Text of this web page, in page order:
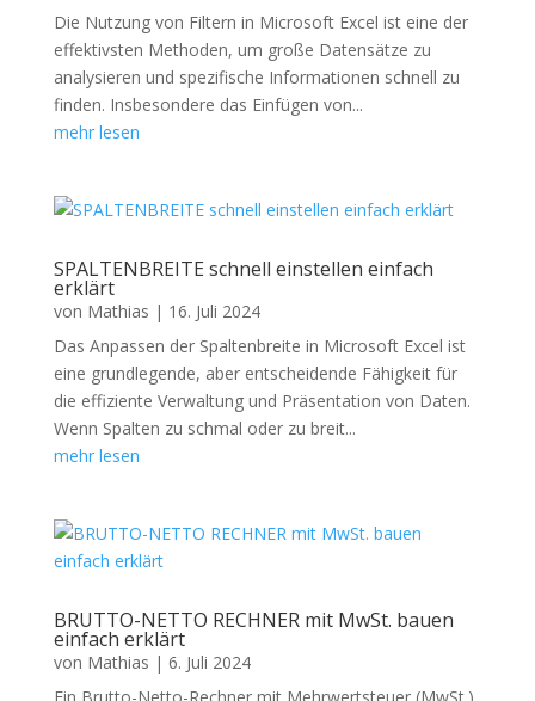
Die Nutzung von Filtern in Microsoft Excel ist eine der
effektivsten Methoden, um große Datensätze zu
analysieren und spezifische Informationen schnell zu
finden. Insbesondere das Einfügen von...
mehr lesen
SPALTENBREITE schnell einstellen einfach
erklärt
von Mathias | 16. Juli 2024
Das Anpassen der Spaltenbreite in Microsoft Excel ist
eine grundlegende, aber entscheidende Fähigkeit für
die effiziente Verwaltung und Präsentation von Daten.
Wenn Spalten zu schmal oder zu breit...
mehr lesen
BRUTTO-NETTO RECHNER mit MwSt. bauen
einfach erklärt
von Mathias | 6. Juli 2024